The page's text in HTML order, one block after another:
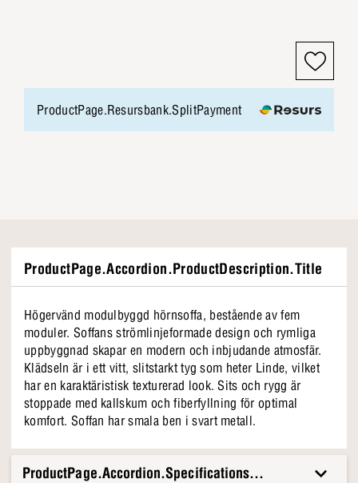
ProductPage.Resursbank.SplitPayment
ProductPage.Accordion.ProductDescription.Title
Högervänd modulbyggd hörnsoffa, bestående av fem
moduler. Soffans strömlinjeformade design och rymliga
uppbyggnad skapar en modern och inbjudande atmosfär.
Klädseln är i ett vitt, slitstarkt tyg som heter Linde, vilket
har en karaktäristisk texturerad look. Sits och rygg är
stoppade med kallskum och fiberfyllning för optimal
komfort. Soffan har smala ben i svart metall.
ProductPage.Accordion.Specifications.Title